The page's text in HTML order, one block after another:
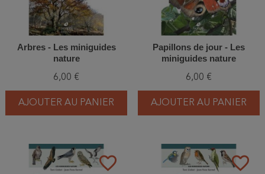
Arbres - Les miniguides
nature
6,00 €
AJOUTER AU PANIER
Papillons de jour - Les
miniguides nature
6,00 €
AJOUTER AU PANIER
favorite_border favorite_border